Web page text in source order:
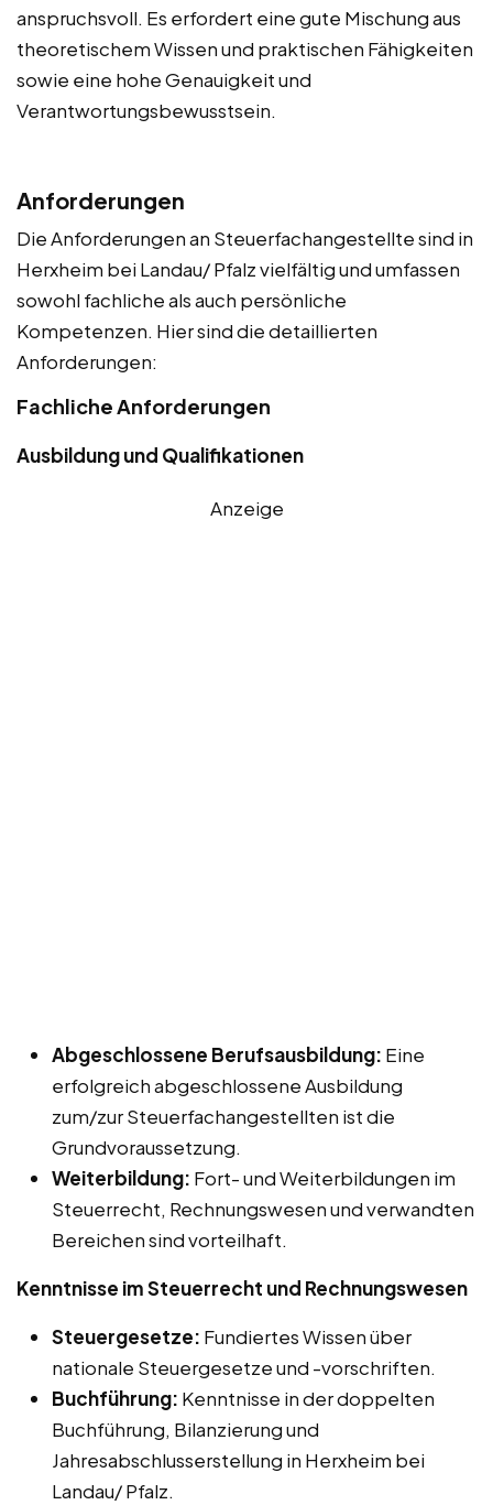
anspruchsvoll. Es erfordert eine gute Mischung aus
theoretischem Wissen und praktischen Fähigkeiten
sowie eine hohe Genauigkeit und
Verantwortungsbewusstsein.
Anforderungen
Die Anforderungen an Steuerfachangestellte sind in
Herxheim bei Landau/ Pfalz vielfältig und umfassen
sowohl fachliche als auch persönliche
Kompetenzen. Hier sind die detaillierten
Anforderungen:
Fachliche Anforderungen
Ausbildung und Qualifikationen
Anzeige
Abgeschlossene Berufsausbildung: Eine
erfolgreich abgeschlossene Ausbildung
zum/zur Steuerfachangestellten ist die
Grundvoraussetzung.
Weiterbildung: Fort- und Weiterbildungen im
Steuerrecht, Rechnungswesen und verwandten
Bereichen sind vorteilhaft.
Kenntnisse im Steuerrecht und Rechnungswesen
Steuergesetze: Fundiertes Wissen über
nationale Steuergesetze und -vorschriften.
Buchführung: Kenntnisse in der doppelten
Buchführung, Bilanzierung und
Jahresabschlusserstellung in Herxheim bei
Landau/ Pfalz.